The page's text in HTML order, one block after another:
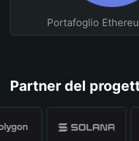
Portafoglio
Partner del